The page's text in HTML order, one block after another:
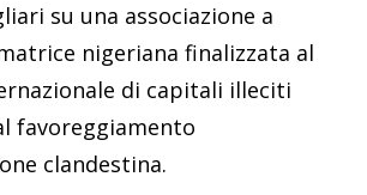
su una associazione a
nigeriana finalizzata al
di capitali illeciti
favoreggiamento
clandestina.